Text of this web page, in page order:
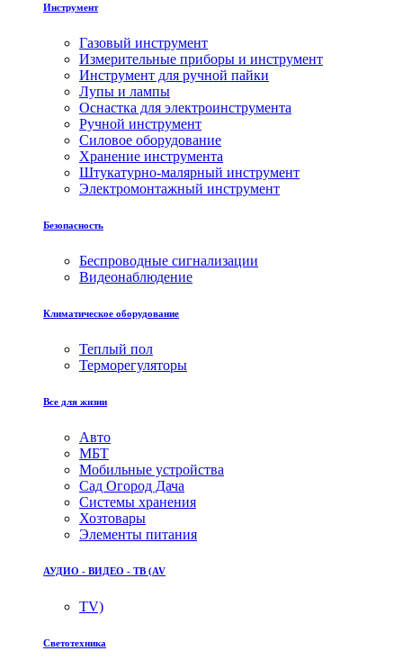
Инструмент
Газовый инструмент
Измерительные приборы и инструмент
Инструмент для ручной пайки
Лупы и лампы
Оснастка для электроинструмента
Ручной инструмент
Силовое оборудование
Хранение инструмента
Штукатурно-малярный инструмент
Электромонтажный инструмент
Безопасность
Беспроводные сигнализации
Видеонаблюдение
Климатическое оборудование
Теплый пол
Терморегуляторы
Все для жизни
Авто
МБТ
Мобильные устройства
Сад Огород Дача
Системы хранения
Хозтовары
Элементы питания
АУДИО - ВИДЕО - ТВ (AV
TV)
Светотехника